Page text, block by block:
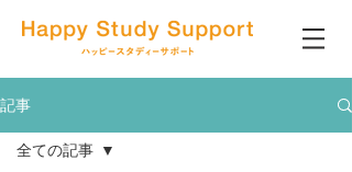
記事
全ての記事